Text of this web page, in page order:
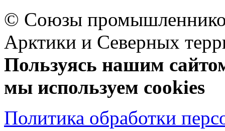
© Союзы
Арктики и Северных
Пользуясь нашим
мы используем cookies
Политика обработки